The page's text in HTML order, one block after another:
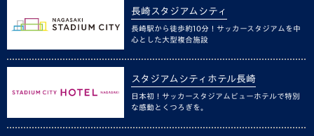
長崎スタジアムシティ
長崎駅から徒歩約10分！サッカースタジアムを中
心とした大型複合施設
スタジアムシティホテル長崎
日本初！サッカースタジアムビューホテルで特別
な感動とくつろぎを。